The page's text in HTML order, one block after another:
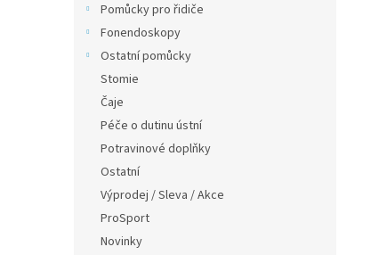
Pomůcky pro řidiče
Fonendoskopy
Ostatní pomůcky
Stomie
Čaje
Péče o dutinu ústní
Potravinové doplňky
Ostatní
Výprodej / Sleva / Akce
ProSport
Novinky